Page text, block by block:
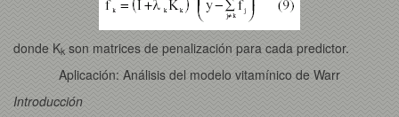
donde Kk son matrices de penalización para cada predictor.
Aplicación: Análisis del modelo vitamínico de Warr
Introducción